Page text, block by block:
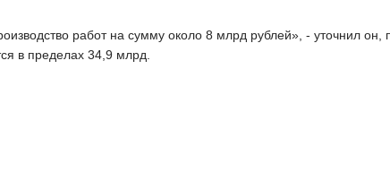
работ на сумму около 8 млрд рублей», - уточнил он,
в пределах 34,9 млрд.